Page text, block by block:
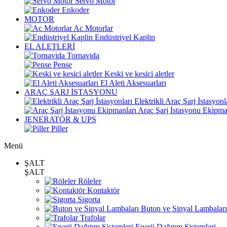
Enkoder
MOTOR
Ac Motorlar
Endüstriyel Kaplin
EL ALETLERİ
Tornavida
Pense
Keski ve kesici aletler
El Aleti Aksesuarları
ARAÇ ŞARJ İSTASYONU
Elektrikli Araç Şarj
Araç Şarj İstasyonu
JENERATÖR & UPS
Piller
Menü
ŞALT
ŞALT
Röleler
Kontaktör
Sigorta
Buton ve Sinyal Lambaları
Trafolar